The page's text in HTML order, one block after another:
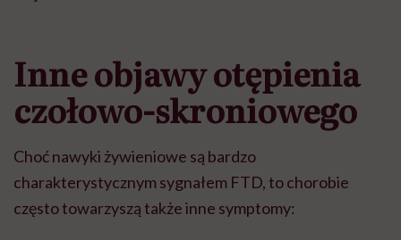
Inne objawy otępienia
czołowo-skroniowego
Choć nawyki żywieniowe są bardzo
charakterystycznym sygnałem FTD, to chorobie
często towarzyszą także inne symptomy: